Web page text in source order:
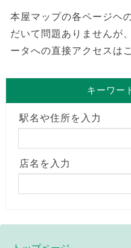
本屋マップの各ページヘ
だいて問題ありませんが
ータへの直接アクセスは
キーワー
駅名や住所を入力
店名を入力